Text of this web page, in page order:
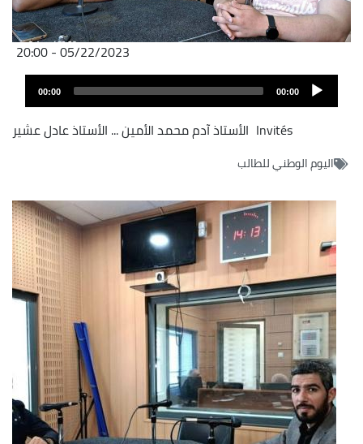
05/22/2023 - 20:00
00:00
00:00
Invités الأستاذ آدم محمد الأمين... الأستاذ عادل عشير
اليوم الوطني للطالب